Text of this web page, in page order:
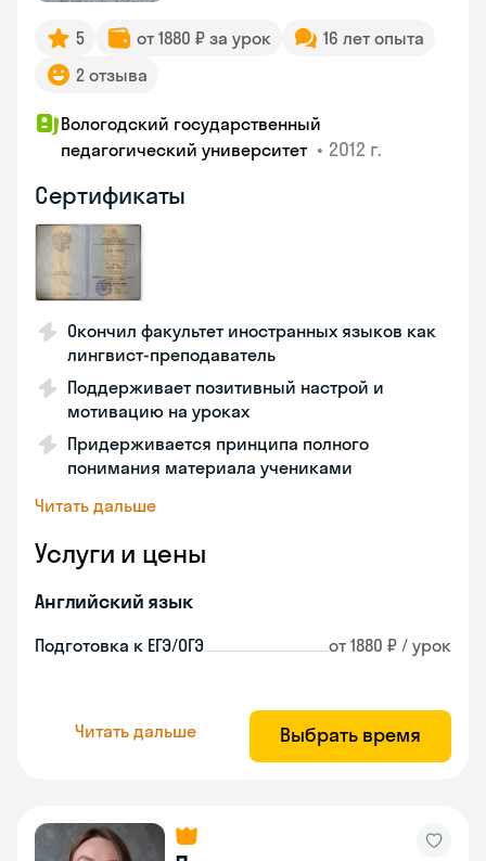
5 от 1880 ₽ за урок
16 лет опыта
2 отзыва
Вологодский государственный
педагогический университет • 2012 г.
Сертификаты
Окончил факультет иностранных языков как
лингвист-преподаватель
Поддерживает позитивный настрой и
мотивацию на уроках
Придерживается принципа полного
понимания материала учениками
Читать дальше
Услуги и цены
Английский язык
Подготовка к ЕГЭ/ОГЭ от 1880 ₽ / урок
Читать дальше Выбрать время